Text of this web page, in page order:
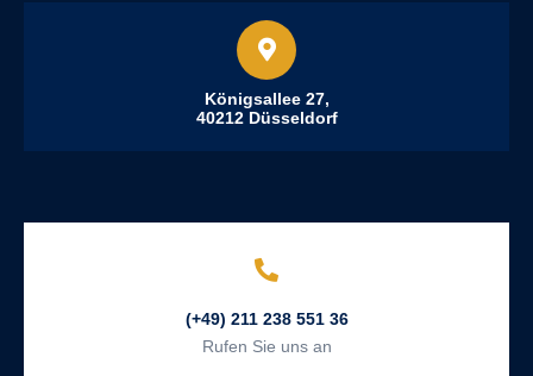
Königsallee 27,
40212 Düsseldorf
(+49) 211 238 551 36
Rufen Sie uns an